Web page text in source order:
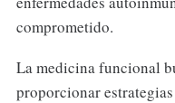
comprometido.
La medicina funcional
proporcionar